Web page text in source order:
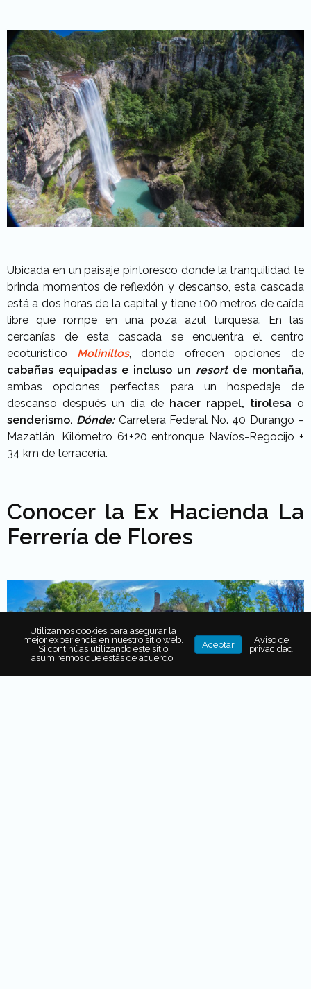
Ubicada en un paisaje pintoresco donde la tranquilidad te
brinda momentos de reflexión y descanso, esta cascada
está a dos horas de la capital y tiene 100 metros de caída
libre que rompe en una poza azul turquesa. En las
cercanías de esta cascada se encuentra el centro
ecoturístico Molinillos, donde ofrecen opciones de
cabañas equipadas e incluso un resort de montaña,
ambas opciones perfectas para un hospedaje de
descanso después un día de hacer rappel, tirolesa o
senderismo. Dónde:Carretera Federal No. 40 Durango –
Mazatlán, Kilómetro 61+20 entronque Navíos-Regocijo +
34 km de terracería.
Conocer la Ex Hacienda La
Ferrería de Flores
Utilizamos cookies para asegurar la
mejor experiencia en nuestro sitio web.
Si continúas utilizando este sitio
asumiremos que estás de acuerdo.
Aceptar
Aviso de
privacidad